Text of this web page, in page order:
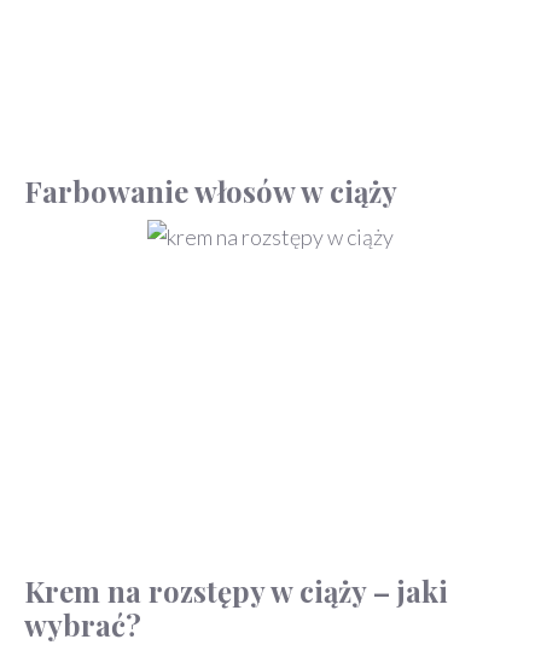
Farbowanie włosów w ciąży
Krem na rozstępy w ciąży – jaki
wybrać?